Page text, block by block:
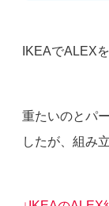
IKEAでALEX
重たいのとパ
したが、組み